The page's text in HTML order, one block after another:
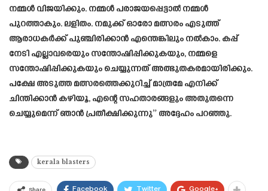
നമ്മൾ വിജയിക്കും. നമ്മൾ പരാജയപ്പെട്ടാൽ നമ്മൾ
പുറത്താകും. ലളിതം. നമുക്ക് ഓരോ മത്സരം എടുത്ത്
ആരാധകർക്ക് പുഞ്ചിരിക്കാൻ എന്തെങ്കിലും നൽകാം. കപ്പ്
നേടി എല്ലാവരെയും സന്തോഷിപ്പിക്കുകയും, നമ്മളെ
സന്തോഷിപ്പിക്കുകയും ചെയ്യുന്നത് അത്ഭുതകരമായിരിക്കും.
പക്ഷേ അടുത്ത മത്സരത്തെക്കുറിച്ച് മാത്രമേ എനിക്ക്
ചിന്തിക്കാൻ കഴിയൂ, എന്റെ സഹതാരങ്ങളും അതുതന്നെ
ചെയ്യുമെന്ന് ഞാൻ പ്രതീക്ഷിക്കുന്നു” അദ്ദേഹം പറഞ്ഞു.
kerala blasters
Facebook Twitter Google+